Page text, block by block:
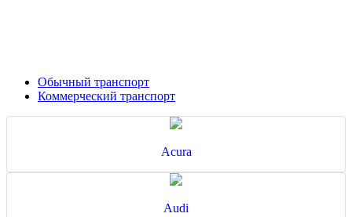
Обычный транспорт
Коммерческий транспорт
Acura
Audi